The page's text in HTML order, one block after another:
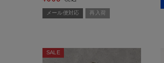
プ/全6種＜メール便対応＞
メール便対応 再入荷
SALE